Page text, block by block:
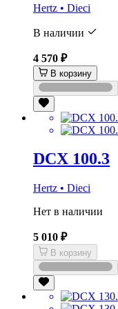
Hertz • Dieci
В наличии
4 570 ₽
В корзину
DCX 100.3
Hertz • Dieci
Нет в наличии
5 010 ₽
В корзину